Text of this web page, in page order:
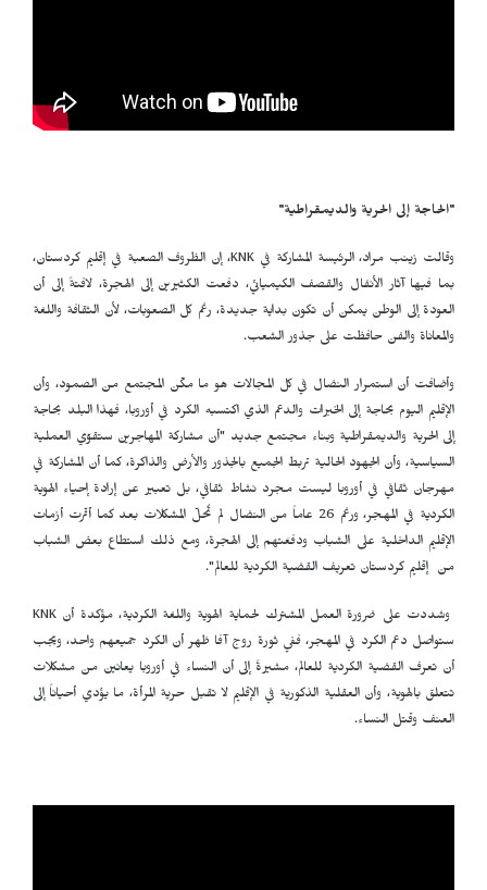
"الحاجة إلى الحرية والديمقراطية"
وقالت زينب مراد، الرئيسة المشاركة في KNK، إن الظروف الصعبة في إقليم كردستان،
بما فيها آثار الأنفال والقصف الكيميائي، دفعت الكثيرين إلى الهجرة، لافتةً إلى أن
العودة إلى الوطن يمكن أن تكون بداية جديدة، رغم كل الصعوبات، لأن الثقافة واللغة
والمعاناة والفن حافظت على جذور الشعب.
وأضافت أن استمرار النضال في كل المجالات هو ما مكّن المجتمع من الصمود، وأن
الإقليم اليوم بحاجة إلى الخبرات والدعم الذي اكتسبه الكرد في أوروبا، فهذا البلد بحاجة
إلى الحرية والديمقراطية وبناء مجتمع جديد "أن مشاركة المهاجرين ستقوّي العملية
السياسية، وأن الجهود الحالية تربط الجميع بالجذور والأرض والذاكرة، كما أن المشاركة في
مهرجان ثقافي في أوروبا ليست مجرد نشاط ثقافي، بل تعبير عن إرادة إحياء الهوية
الكردية في المهجر، ورغم 26 عاماً من النضال لم تُحلّ المشكلات بعد كما أثّرت أزمات
الإقليم الداخلية على الشباب ودفعَتهم إلى الهجرة، ومع ذلك استطاع بعض الشباب
من إقليم كردستان تعريف القضية الكردية للعالم".
وشددت على ضرورة العمل المشترك لحماية الهوية واللغة الكردية، مؤكدة أن KNK
ستواصل دعم الكرد في المهجر، ففي ثورة روج آفا ظهر أن الكرد جميعهم واحد، ويجب
أن تعرف القضية الكردية للعالم، مشيرةً إلى أن النساء في أوروبا يعانين من مشكلات
تتعلق بالهوية، وأن العقلية الذكورية في الإقليم لا تقبل حرية المرأة، ما يؤدي أحياناً إلى
العنف وقتل النساء.